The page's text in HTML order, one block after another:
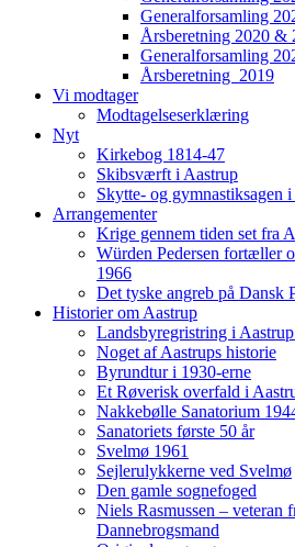
Generalforsamling
Årsberetning 2020 &
Generalforsamling
Årsberetning 2019
Vi modtager
Modtagelseserklæring
Nyt
Kirkebog 1814-47
Skibsværft i Aastrup
Skytte- og gymnastiksagen
Arrangementer
Krige gennem tiden set fra
Würden Pedersen fortæller
1966
Det tyske angreb på Dansk
Historier om Aastrup
Landsbyregristring i
Noget af Aastrups historie
Byrundtur i 1930-erne
Et Røverisk overfald i
Nakkebølle Sanatorium
Sanatoriets første 50 år
Svelmø 1961
Sejlerulykkerne ved Svelmø
Den gamle sognefoged
Niels Rasmussen – veteran
Dannebrogsmand